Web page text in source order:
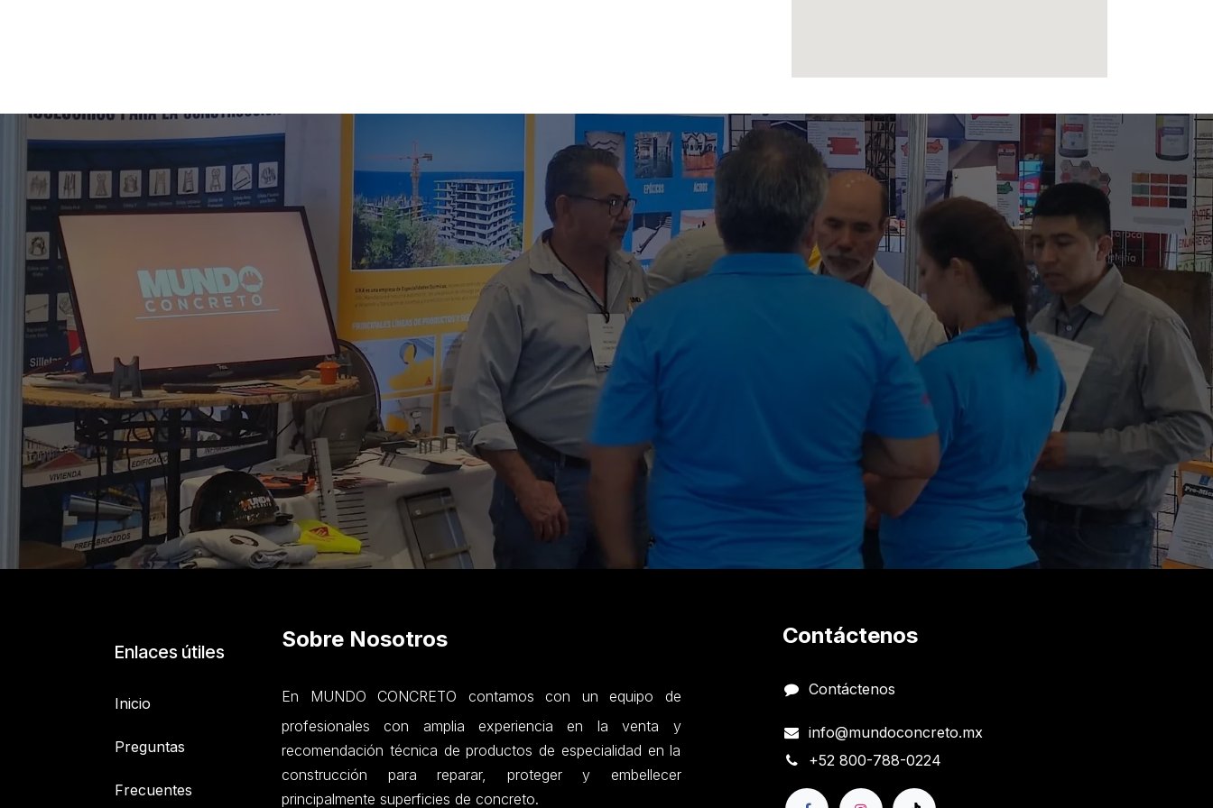
Enlaces útiles
Inicio
Preguntas
Frecuentes
Sobre Nosotros
En MUNDO CONCRETO contamos con un equipo de
profesionales con amplia experiencia en la venta y
recomendación técnica de productos de especialidad en la
construcción para reparar, proteger y embellecer
principalmente superficies de concreto.
Contáctenos
Contáctenos
info@mundoconcreto.mx
+52 800-788-0224